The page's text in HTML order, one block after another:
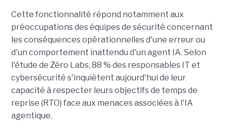
Cette fonctionnalité répond notamment aux
préoccupations des équipes de sécurité concernant
les conséquences opérationnelles d'une erreur ou
d'un comportement inattendu d'un agent IA. Selon
l'étude de Zéro Labs, 88 % des responsables IT et
cybersécurité s'inquiètent aujourd'hui de leur
capacité à respecter leurs objectifs de temps de
reprise (RTO) face aux menaces associées à l'IA
agentique.